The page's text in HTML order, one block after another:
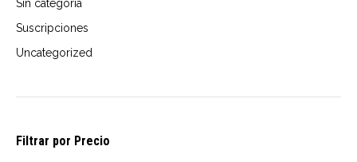
Sin categoría
Suscripciones
Uncategorized
Filtrar por Precio